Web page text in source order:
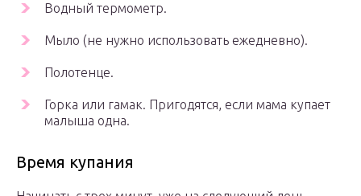
Водный термометр.
Мыло (не нужно использовать ежедневно).
Полотенце.
Горка или гамак. Пригодятся, если мама купает
малыша одна.
Время купания